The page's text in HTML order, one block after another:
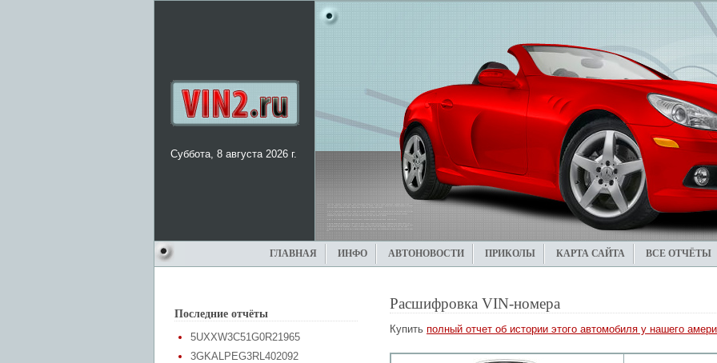
Суббота, 8 августа 2026 г.
ГЛАВНАЯ ИНФО АВТОНОВОСТИ ПРИКОЛЫ КАРТА САЙТА ВСЕ ОТЧЁТЫ
Последние отчёты
5UXXW3C51G0R21965
3GKALPEG3RL402092
Расшифровка VIN-номера
Купить полный отчет об истории этого автомобиля у нашего